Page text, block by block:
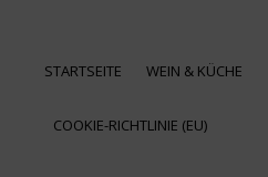
STARTSEITE WEIN & KÜCHE
COOKIE-RICHTLINIE (EU)